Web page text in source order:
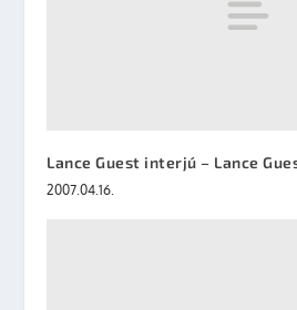
Lance Guest interjú – Lance
2007.04.16.